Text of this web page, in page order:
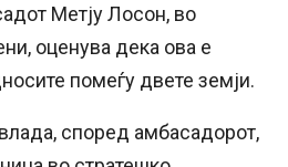
Метју Лосон, во
оценува дека ова е
помеѓу двете земји.
според амбасадорот,